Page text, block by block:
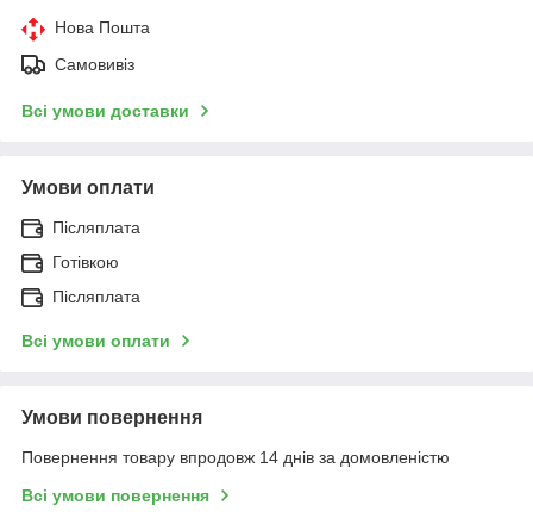
Нова Пошта
Самовивіз
Всі умови доставки
Умови оплати
Післяплата
Готівкою
Післяплата
Всі умови оплати
Умови повернення
Повернення товару впродовж 14 днів за домовленістю
Всі умови повернення